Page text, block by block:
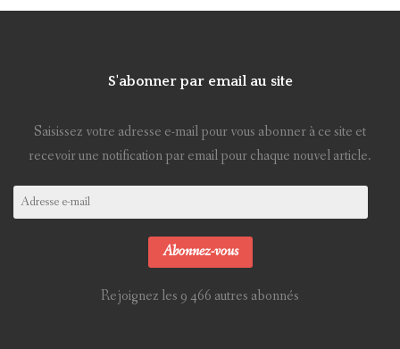
S'abonner par email au site
Saisissez votre adresse e-mail pour vous abonner à ce site et
recevoir une notification par email pour chaque nouvel article.
Adresse
Abonnez-vous
Rejoignez les 9 466 autres abonnés